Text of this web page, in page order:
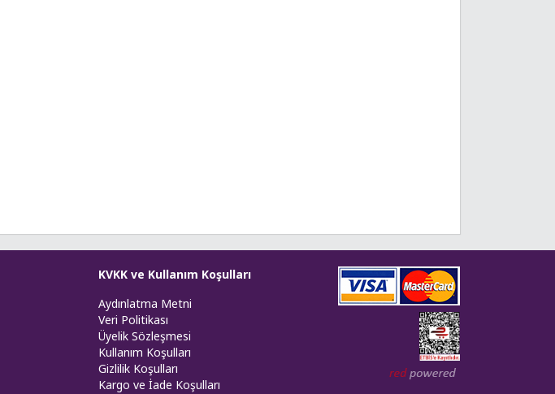
KVKK ve Kullanım Koşulları
Aydınlatma Metni
Veri Politikası
Üyelik Sözleşmesi
Kullanım Koşulları
Gizlilik Koşulları
Kargo ve İade Koşulları
Web tasarım: Red Bilişim